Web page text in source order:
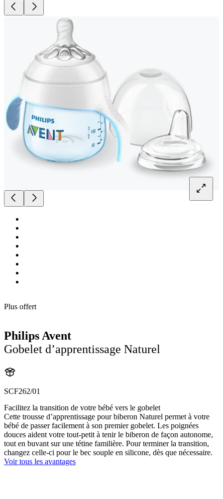
Plus offert
Philips Avent
Gobelet d’apprentissage Naturel
SCF262/01
Facilitez la transition de votre bébé vers le gobelet
Cette trousse d’apprentissage pour biberon Naturel permet à votre
bébé de passer facilement à son premier gobelet. Les poignées
douces aident votre tout-petit à tenir le biberon de façon autonome,
tout en buvant sur une tétine familière. Pour terminer la transition,
changez celle-ci pour le bec souple en silicone, dès que nécessaire.
Voir tous les avantages